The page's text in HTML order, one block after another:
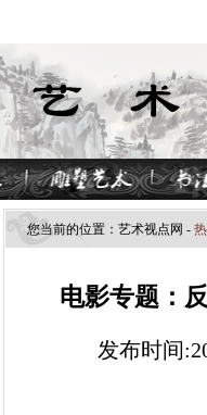
您当前的位置： 艺术视点​网 -
电影专题：
发布时间